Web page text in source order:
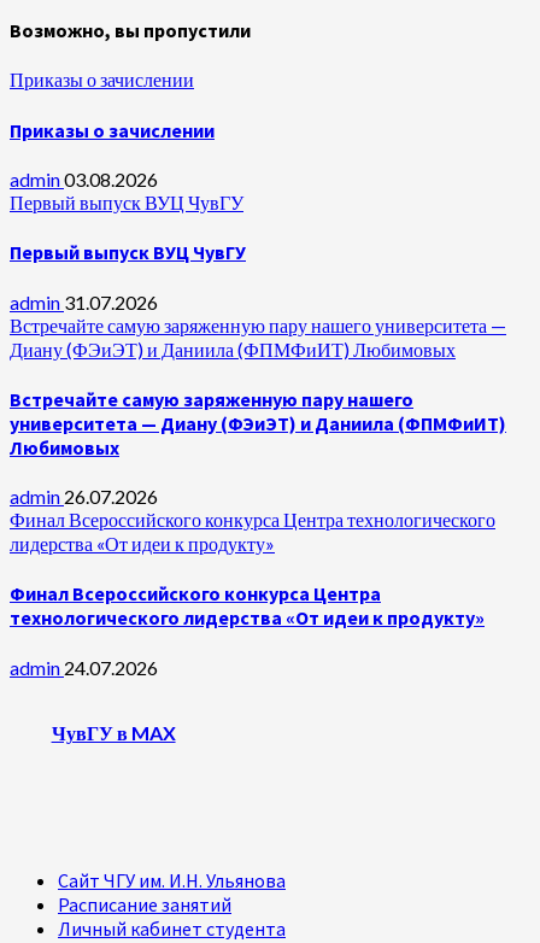
Возможно, вы пропустили
Приказы о зачислении
Приказы о зачислении
admin03.08.2026
Первый выпуск ВУЦ ЧувГУ
Первый выпуск ВУЦ ЧувГУ
admin 31.07.2026
Встречайте самую заряженную пару нашего университета —
Диану (ФЭиЭТ) и Даниила (ФПМФиИТ) Любимовых
Встречайте самую заряженную пару нашего
университета — Диану (ФЭиЭТ) и Даниила (ФПМФиИТ)
Любимовых
admin 26.07.2026
Финал Всероссийского конкурса Центра технологического
лидерства «От идеи к продукту»
Финал Всероссийского конкурса Центра
технологического лидерства «От идеи к продукту»
admin 24.07.2026
ЧувГУ в MAX
Сайт ЧГУ им. И.Н. Ульянова
Расписание занятий
Личный кабинет студента